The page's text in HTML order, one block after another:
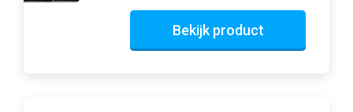
Bekijk product